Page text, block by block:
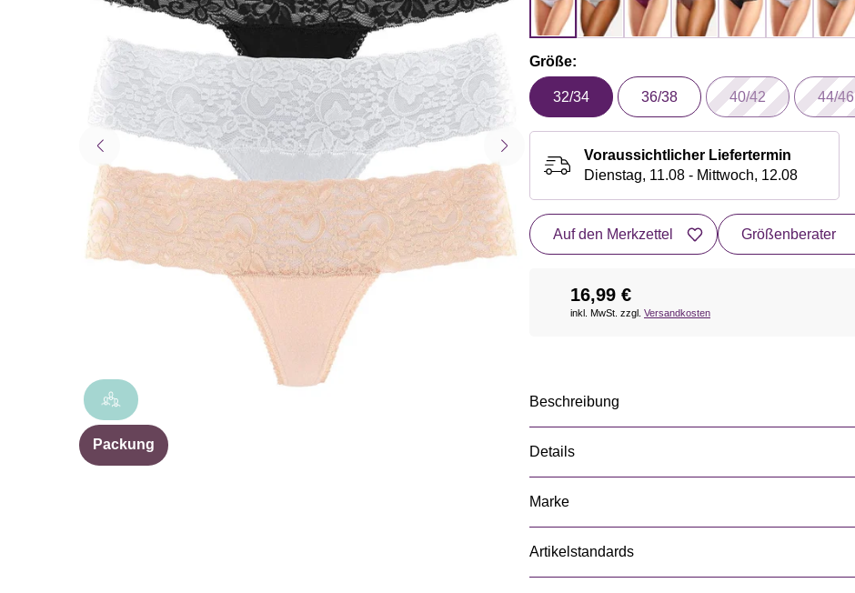
Packung
Größe:
32/34 36/38 40/42 44/46
Voraussichtlicher Liefertermin
Dienstag, 11.08 - Mittwoch, 12.08
Auf den Merkzettel Größenberater
16,99 €
inkl. MwSt. zzgl. Versandkosten
Beschreibung
Details
Marke
Artikelstandards